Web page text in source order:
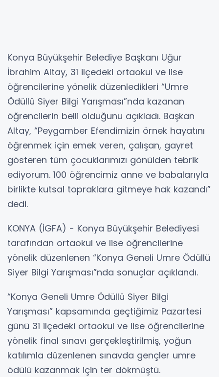
Konya Büyükşehir Belediye Başkanı Uğur
İbrahim Altay, 31 ilçedeki ortaokul ve lise
öğrencilerine yönelik düzenledikleri “Umre
Ödüllü Siyer Bilgi Yarışması”nda kazanan
öğrencilerin belli olduğunu açıkladı. Başkan
Altay, “Peygamber Efendimizin örnek hayatını
öğrenmek için emek veren, çalışan, gayret
gösteren tüm çocuklarımızı gönülden tebrik
ediyorum. 100 öğrencimiz anne ve babalarıyla
birlikte kutsal topraklara gitmeye hak kazandı”
dedi.
KONYA (İGFA) - Konya Büyükşehir Belediyesi
tarafından ortaokul ve lise öğrencilerine
yönelik düzenlenen “Konya Geneli Umre Ödüllü
Siyer Bilgi Yarışması”nda sonuçlar açıklandı.
“Konya Geneli Umre Ödüllü Siyer Bilgi
Yarışması” kapsamında geçtiğimiz Pazartesi
günü 31 ilçedeki ortaokul ve lise öğrencilerine
yönelik final sınavı gerçekleştirilmiş, yoğun
katılımla düzenlenen sınavda gençler umre
ödülü kazanmak için ter dökmüştü.